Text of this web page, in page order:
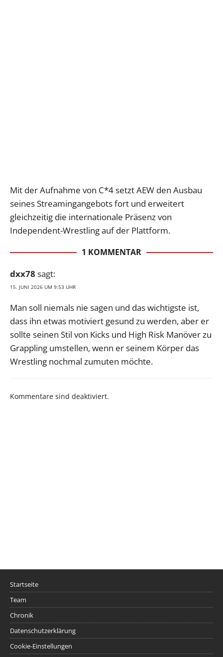
Mit der Aufnahme von C*4 setzt AEW den Ausbau
seines Streamingangebots fort und erweitert
gleichzeitig die internationale Präsenz von
Independent-Wrestling auf der Plattform.
1 KOMMENTAR
dxx78 sagt:
15. JUNI 2026 UM 9:53 UHR
Man soll niemals nie sagen und das wichtigste ist,
dass ihn etwas motiviert gesund zu werden, aber er
sollte seinen Stil von Kicks und High Risk Manöver zu
Grappling umstellen, wenn er seinem Körper das
Wrestling nochmal zumuten möchte.
Kommentare sind deaktiviert.
Startseite
Team
Chronik
Datenschutzerklärung
Cookie-Einstellungen